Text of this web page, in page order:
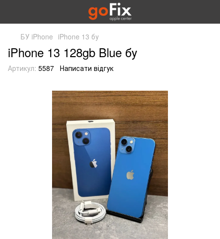
БУ iPhone iPhone 13 бу
iPhone 13 128gb Blue бу
Артикул: 5587 Написати відгук